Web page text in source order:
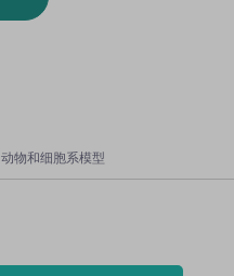
动物和细胞系模型